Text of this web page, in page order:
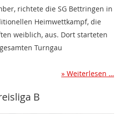
richtete die SG Bettringen in
Heimwettkampf, die
weiblich, aus. Dort starteten
Turngau
Weiterlesen …
B